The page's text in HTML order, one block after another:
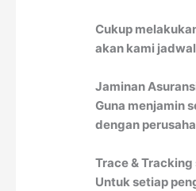
Cukup
akan kami
Jaminan
Guna menjamin
dengan
Trace &
Untuk setiap